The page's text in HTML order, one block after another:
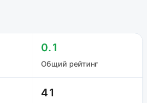
0.1
Общий рейтинг
41